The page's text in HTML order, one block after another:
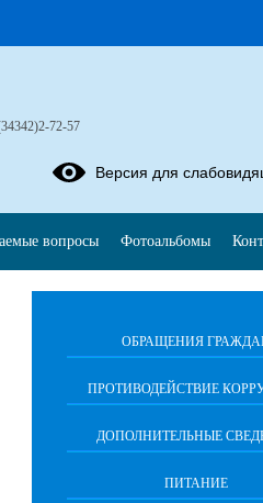
ОБРАЩЕНИЯ
ПРОТИВОДЕЙСТВИЕ
ДОПОЛНИТЕЛЬНЫЕ
ПИТАНИЕ
72-57
Версия для
вопросы Фотоальбомы